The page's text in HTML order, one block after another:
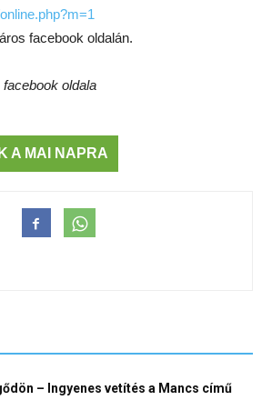
facebook oldalán.
oldala
A MAI NAPRA
– Ingyenes vetítés a Mancs című